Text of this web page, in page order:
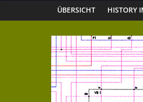
ÜBERSICHT HISTORY